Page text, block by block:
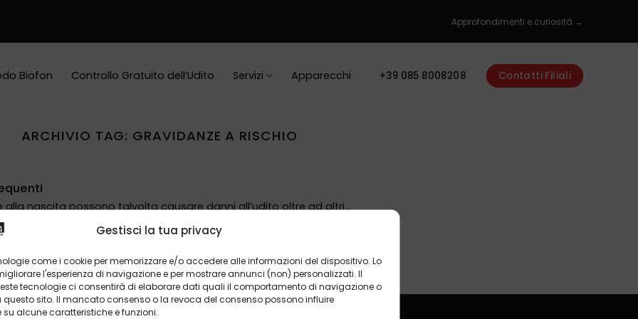
Gestisci la tua privacy
come i cookie per memorizzare e/o accedere alle informazioni del dispositivo. Lo
l'esperienza di navigazione e per mostrare annunci (non) personalizzati. Il
tecnologie ci consentirà di elaborare dati quali il comportamento di navigazione o
questo sito. Il mancato consenso o la revoca del consenso possono influire
alcune caratteristiche e funzioni.
Approfondimenti e curiosità →
Biofon Controllo Gratuito dell’Udito Servizi Apparecchi +39 085 8008208 Contatti Filiali
ARCHIVIO TAG: GRAVIDANZE A RISCHIO
alla nascita possono talvolta causare danni all’udito oltre ad altri...